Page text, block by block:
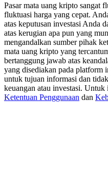
New Listing Futures Fest
Trade New Futures,
Crypto World Cup 2026:
Pasar mata uang kripto sangat
fluktuasi harga yang cepat.
atas keputusan investasi Anda
atas kerugian apa pun yang
mengandalkan sumber pihak
mata uang kripto yang
bertanggung jawab atas
yang disediakan pada platform
untuk tujuan informasi dan
keuangan atau investasi.
Ketentuan Penggunaan dan